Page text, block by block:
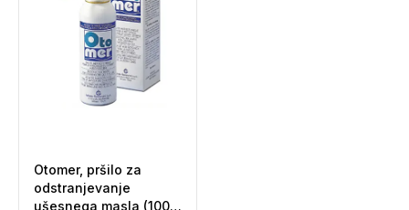
Otomer, pršilo za
odstranjevanje
ušesnega masla (100